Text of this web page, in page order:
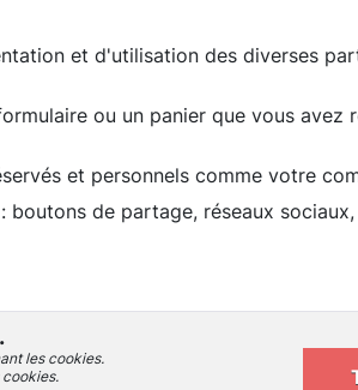
et d'utilisation des diverses
ou un panier que vous
et personnels comme votre
de partage, réseaux sociaux,
les cookies.